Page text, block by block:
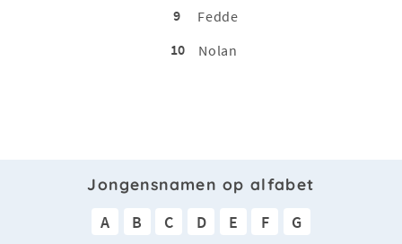
9
Fedde
10
Nolan
Jongensnamen op alfabet
A B C D E F
G